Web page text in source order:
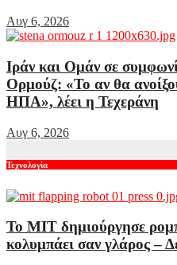
Αυγ 6, 2026
Ιράν και Ομάν σε
Ορμούζ: «Το αν θα
ΗΠΑ», λέει η Τεχεράνη
Αυγ 6, 2026
Τεχνολογία
Το MIT δημιούργησε
κολυμπάει σαν γλάρος –